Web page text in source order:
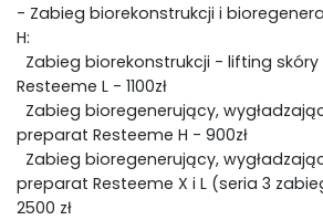
- Zabieg biorekonstrukcji i
H:
Zabieg biorekonstrukcji - lifting
Resteeme L - 1100zł
Zabieg bioregenerujący,
preparat Resteeme H - 900zł
Zabieg bioregenerujący,
preparat Resteeme X i L (seria 3
2500 zł